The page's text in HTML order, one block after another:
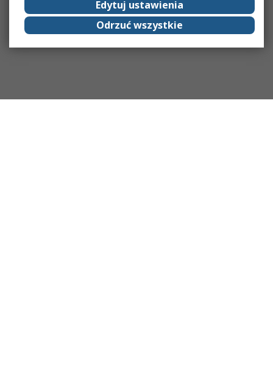
Edytuj ustawienia
Odrzuć wszystkie